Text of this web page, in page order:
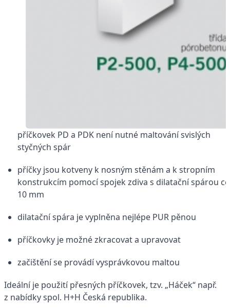
příčkovek PD a PDK není nutné maltování svislých
styčných spár
příčky jsou kotveny k nosným stěnám a k stropním
konstrukcím pomocí spojek zdiva s dilatační spárou
10 mm
dilatační spára je vyplněna nejlépe PUR pěnou
příčkovky je možné zkracovat a upravovat
začištění se provádí vysprávkovou maltou
Ideální je použití přesných příčkovek, tzv. „Háček“ např.
z nabídky spol. H+H Česká republika.